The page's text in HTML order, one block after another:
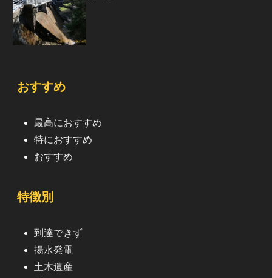
おすすめ
最高におすすめ
特におすすめ
おすすめ
特徴別
到達できず
揚水発電
土木遺産